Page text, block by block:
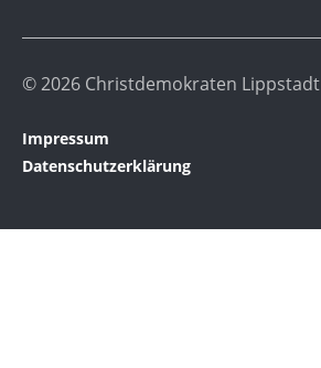
© 2026 Christdemokraten Lippstadt
Impressum
Datenschutzerklärung